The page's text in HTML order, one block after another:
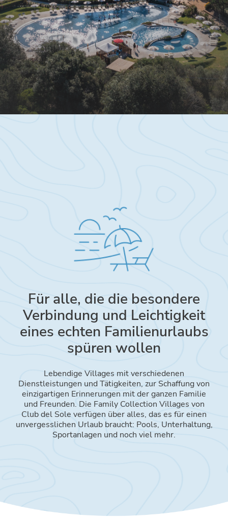
Für alle, die die besondere
Verbindung und Leichtigkeit
eines echten Familienurlaubs
spüren wollen
Lebendige Villages mit verschiedenen
Dienstleistungen und Tätigkeiten, zur Schaffung von
einzigartigen Erinnerungen mit der ganzen Familie
und Freunden. Die Family Collection Villages von
Club del Sole verfügen über alles, das es für einen
unvergesslichen Urlaub braucht: Pools, Unterhaltung,
Sportanlagen und noch viel mehr.